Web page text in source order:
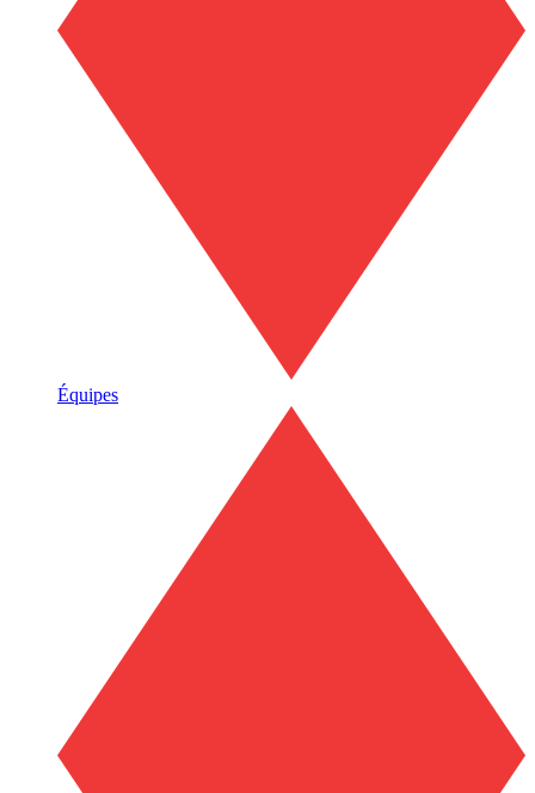
Équipes